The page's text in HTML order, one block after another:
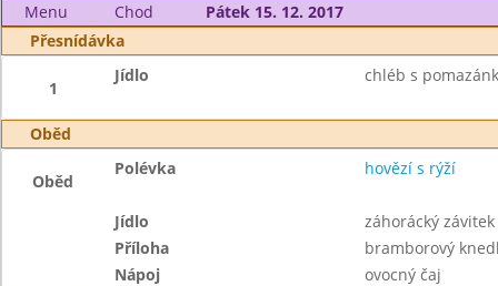
Menu
Chod
Pátek 15. 12. 2017
Přesnídávka
1
Jídlo chléb s
Oběd
Oběd
Polévka hovězí s rýží
Jídlo
záhorácký
Příloha
bramborový
Nápoj
ovocný čaj